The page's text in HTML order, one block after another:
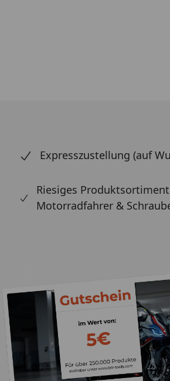
Expresszustellung (auf
Riesiges
Motorradfahrer &